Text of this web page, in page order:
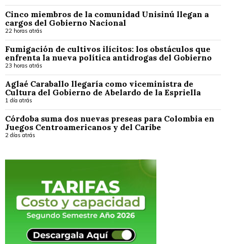
Cinco miembros de la comunidad Unisinú llegan a
cargos del Gobierno Nacional
22 horas atrás
Fumigación de cultivos ilícitos: los obstáculos que
enfrenta la nueva política antidrogas del Gobierno
23 horas atrás
Aglaé Caraballo llegaría como viceministra de
Cultura del Gobierno de Abelardo de la Espriella
1 día atrás
Córdoba suma dos nuevas preseas para Colombia en
Juegos Centroamericanos y del Caribe
2 días atrás